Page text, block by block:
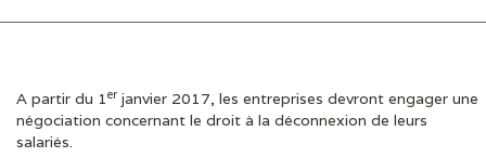
A partir du 1er janvier 2017, les entreprises devront engager une
négociation concernant le droit à la déconnexion de leurs
salariés.
DERNIÈRES ACTUS